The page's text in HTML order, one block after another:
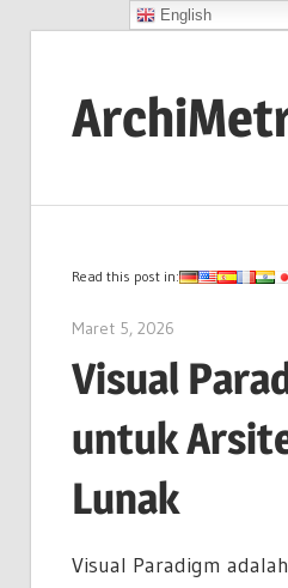
content
Dev
Scrum,
More
Read this post in:
Maret 5, 2026
Visual
untuk
Lunak
Visual Paradigm
English